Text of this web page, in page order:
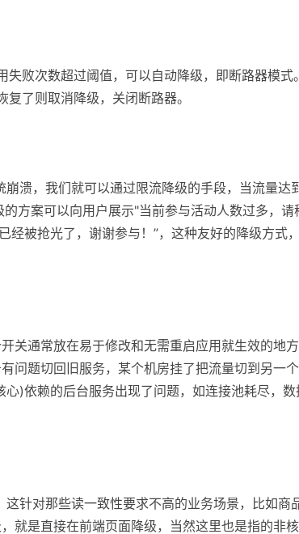
败次数超过阈值，可以自动降级，即断路器模式
了则取消降级，关闭断路器。
溃，我们就可以通过限流降级的手段，当流量达
方案可以向用户展示"当前参与活动人数过多，请
经被抢光了，谢谢参与！”，这种友好的降级方式
关通常放在易于修改和无需重启应用就生效的地
问题切回旧服务，某个机房挂了把流量切到另一
)依赖的后台服务出现了问题，如连接池耗尽，数
针对那些读一致性要求不高的业务场景，比如商
就是直接在前端页面降级，当然这里也是指的非